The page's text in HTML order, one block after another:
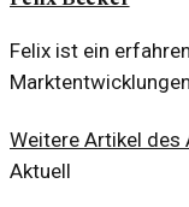
Felix ist ein
Weitere Artikel des
Aktuell